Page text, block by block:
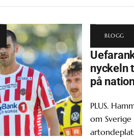
BLOGG
nyckeln
på
PLUS.
om Sverige